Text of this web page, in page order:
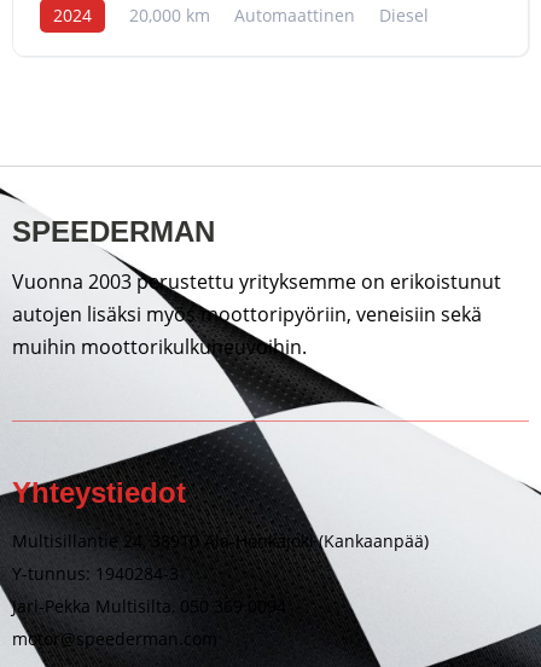
2024 20,000 km Automaattinen Diesel
SPEEDERMAN
Vuonna 2003 perustettu yrityksemme on erikoistunut
autojen lisäksi myös moottoripyöriin, veneisiin sekä
muihin moottorikulkuneuvoihin.
Yhteystiedot
Multisillantie 24, 38910 Ala-Honkajoki (Kankaanpää)
Y-tunnus: 1940284-3
Jari-Pekka Multisilta, 050 369 0094
motor@speederman.com